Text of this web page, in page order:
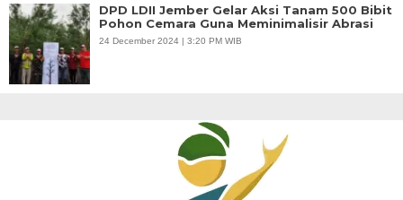
DPD LDII Jember Gelar Aksi Tanam 500 Bibit
Pohon Cemara Guna Meminimalisir Abrasi
24 December 2024 | 3:20 PM WIB